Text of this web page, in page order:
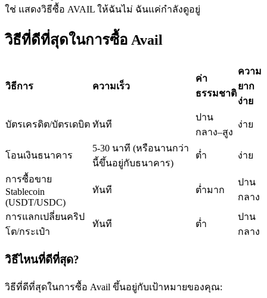
เข้าร่วมกับเทรดเดอร์ชั้นนำ
เป็นเทรดเดอร์คัดลอก
เพลิดเพลินกับการแบ่งปันผลกำไรและค่าคอมมิชชั่นการคัด
ลอกการซื้อขาย
ใช่ แสดงวิธีซื้อ AVAIL ให้ฉันไม่ ฉันแค่กำลังดูอยู่
วิธีที่ดีที่สุดในการซื้อ Avail
วิธีการ ความเร็ว
ค่า
ธรรมชาติ
ความ
ยาก
ง่าย
บัตรเครดิต/บัตรเดบิต ทันที
ปาน
กลาง–สูง
ง่าย
โอนเงินธนาคาร
5-30 นาที (หรือนานกว่า
นี้ขึ้นอยู่กับธนาคาร)
ต่ำ ง่าย
การซื้อขาย
Stablecoin
(USDT/USDC)
ทันที ต่ำมาก
ปาน
กลาง
การแลกเปลี่ยนคริป
โต/กระเป๋า
ทันที ต่ำ
ปาน
กลาง
วิธีไหนที่ดีที่สุด?
วิธีที่ดีที่สุดในการซื้อ Avail ขึ้นอยู่กับเป้าหมายของคุณ: